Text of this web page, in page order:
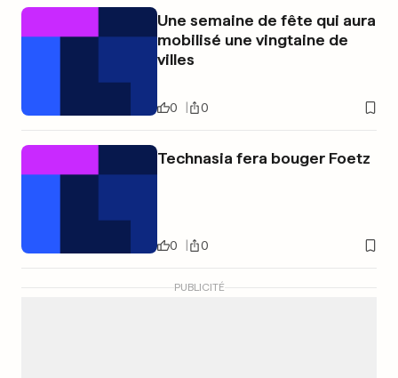
Une semaine de fête qui aura
mobilisé une vingtaine de
villes
0 0
Technasia fera bouger Foetz
0 0
PUBLICITÉ